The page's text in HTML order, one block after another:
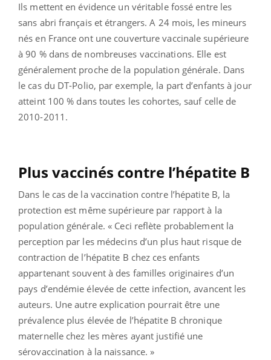
Ils mettent en évidence un véritable fossé entre les
sans abri français et étrangers. A 24 mois, les mineurs
nés en France ont une couverture vaccinale supérieure
à 90 % dans de nombreuses vaccinations. Elle est
généralement proche de la population générale. Dans
le cas du DT-Polio, par exemple, la part d’enfants à jour
atteint 100 % dans toutes les cohortes, sauf celle de
2010-2011.
Plus vaccinés contre l’hépatite B
Dans le cas de la vaccination contre l’hépatite B, la
protection est même supérieure par rapport à la
population générale. « Ceci reflète probablement la
perception par les médecins d’un plus haut risque de
contraction de l’hépatite B chez ces enfants
appartenant souvent à des familles originaires d’un
pays d’endémie élevée de cette infection, avancent les
auteurs. Une autre explication pourrait être une
prévalence plus élevée de l’hépatite B chronique
maternelle chez les mères ayant justifié une
sérovaccination à la naissance. »